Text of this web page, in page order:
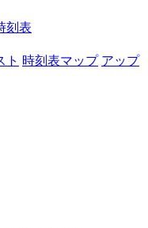
刻表
ト 時刻表マップ アップ